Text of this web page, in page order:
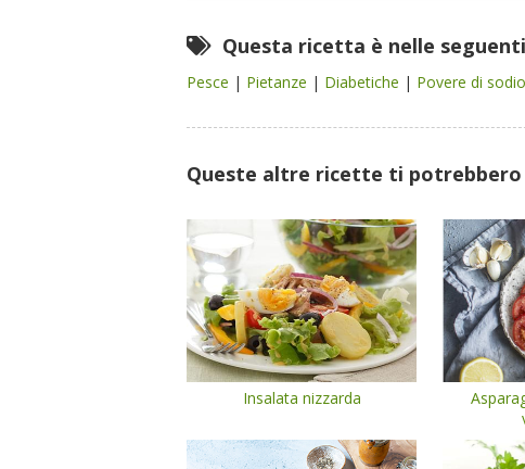
Questa ricetta è nelle
Pesce | Pietanze | Diabetiche | Povere di sodio
Queste altre ricette ti potrebbero
Insalata nizzarda